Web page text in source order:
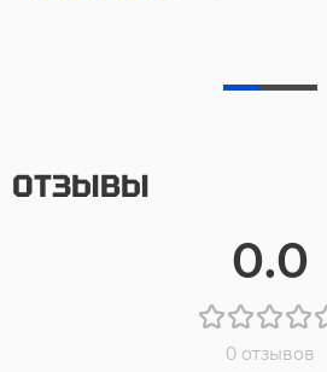
ОТЗЫВЫ
0.0
0 отзывов